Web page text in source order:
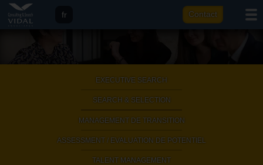
fr
ar
Contact
EXECUTIVE SEARCH
SEARCH & SELECTION
MANAGEMENT DE TRANSITION
ASSESSMENT / EVALUATION DE POTENTIEL
TALENT MANAGEMENT